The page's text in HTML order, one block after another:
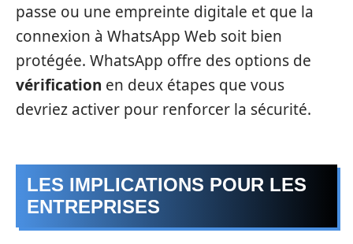
passe ou une empreinte digitale et que la
connexion à WhatsApp Web soit bien
protégée. WhatsApp offre des options de
vérification en deux étapes que vous
devriez activer pour renforcer la sécurité.
LES IMPLICATIONS POUR LES
ENTREPRISES